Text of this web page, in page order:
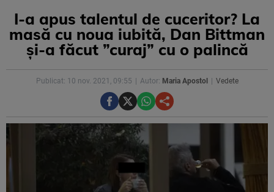
I-a apus talentul de cuceritor? La
masă cu noua iubită, Dan Bittman
și-a făcut ”curaj” cu o palincă
Publicat: 10 nov. 2021, 09:55 Autor: Maria Apostol Vedete